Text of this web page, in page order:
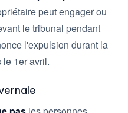
peut engager ou
le tribunal pendant
l'expulsion durant la
le 1er avril.